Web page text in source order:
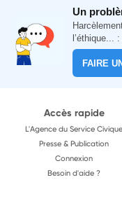
Un
l’éthique...
FAIRE
Accès rapide
L'Agence du Service Civique
Presse & Publication
Connexion
Besoin d'aide ?